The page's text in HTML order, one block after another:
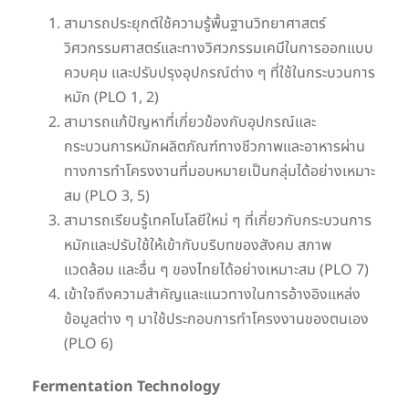
สามารถประยุกต์ใช้ความรู้พื้นฐานวิทยาศาสตร์
วิศวกรรมศาสตร์และทางวิศวกรรมเคมีในการออกแบบ
ควบคุม และปรับปรุงอุปกรณ์ต่าง ๆ ที่ใช้ในกระบวนการ
หมัก (PLO 1, 2)
สามารถแก้ปัญหาที่เกี่ยวข้องกับอุปกรณ์และ
กระบวนการหมักผลิตภัณฑ์ทางชีวภาพและอาหารผ่าน
ทางการทำโครงงานที่มอบหมายเป็นกลุ่มได้อย่างเหมาะ
สม (PLO 3, 5)
สามารถเรียนรู้เทคโนโลยีใหม่ ๆ ที่เกี่ยวกับกระบวนการ
หมักและปรับใช้ให้เข้ากับบริบทของสังคม สภาพ
แวดล้อม และอื่น ๆ ของไทยได้อย่างเหมาะสม (PLO 7)
เข้าใจถึงความสำคัญและแนวทางในการอ้างอิงแหล่ง
ข้อมูลต่าง ๆ มาใช้ประกอบการทำโครงงานของตนเอง
(PLO 6)
Fermentation Technology